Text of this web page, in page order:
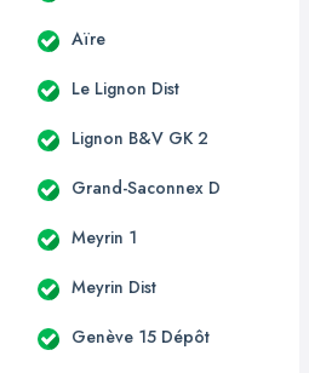
Aïre
Le Lignon Dist
Lignon B&V GK 2
Grand-Saconnex D
Meyrin 1
Meyrin Dist
Genève 15 Dépôt